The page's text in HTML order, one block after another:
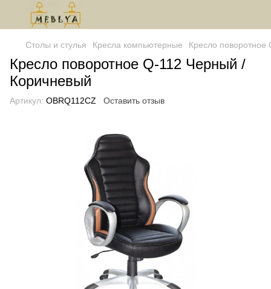
Столы и стулья Кресла компьютерные Кресло
Кресло поворотное Q-112 Черный /
Коричневый
Артикул: OBRQ112CZ Оставить отзыв